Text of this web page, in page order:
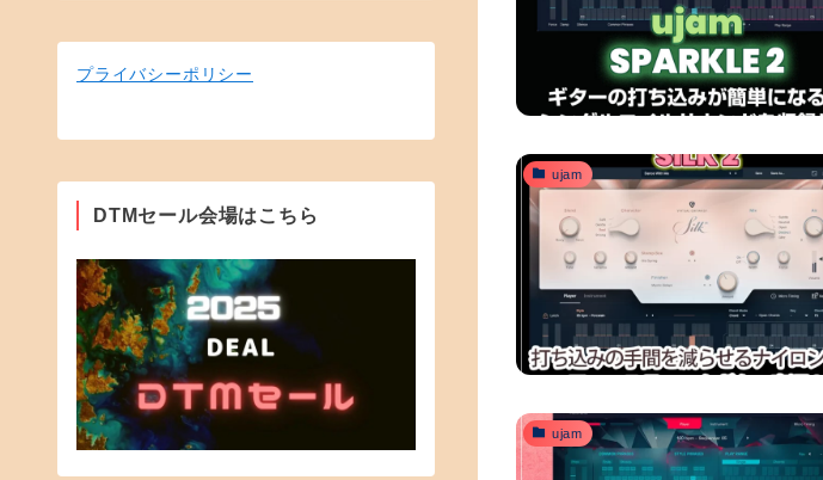
ujam
ujam
プライバシーポリシー
DTMセール会場はこちら